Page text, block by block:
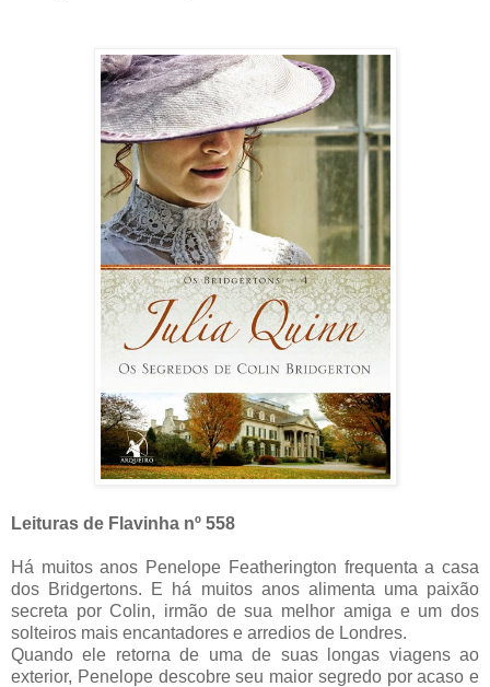
Leituras de Flavinha nº 558
Há muitos anos Penelope Featherington frequenta a casa
dos Bridgertons. E há muitos anos alimenta uma paixão
secreta por Colin, irmão de sua melhor amiga e um dos
solteiros mais encantadores e arredios de Londres.
Quando ele retorna de uma de suas longas viagens ao
exterior, Penelope descobre seu maior segredo por acaso e